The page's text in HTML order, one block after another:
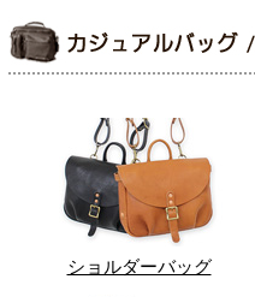
ショルダーバッグ